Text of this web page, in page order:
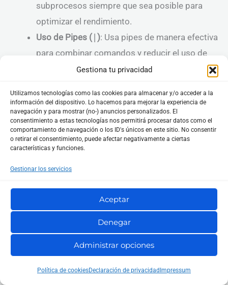
Gestiona tu privacidad
Utilizamos tecnologías como las cookies para almacenar y/o acceder a la
información del dispositivo. Lo hacemos para mejorar la experiencia de
navegación y para mostrar (no-) anuncios personalizados. El
consentimiento a estas tecnologías nos permitirá procesar datos como el
comportamiento de navegación o los ID's únicos en este sitio. No consentir
o retirar el consentimiento, puede afectar negativamente a ciertas
características y funciones.
Gestionar los servicios
Aceptar
Denegar
Administrar opciones
Política de cookiesDeclaración de privacidad Impressum
subprocesos siempre que sea posible para
optimizar el rendimiento.
Uso de Pipes ( ): Usa pipes de manera efectiva
para combinar comandos y reducir el uso de
Preguntas Frecuentes (FAQs) en Bash Scripting
a. ¿Cómo puedo ejecutar un script de Bash?
Para ejecutar un script de Bash, primero asegúrate de
que tiene permisos de ejecución y luego úsalo con un
prefijo./desde la terminal.
chmod +x mi_script.sh
./mi_script.sh
b. ¿Cómo puedo depurar un script de Bash?